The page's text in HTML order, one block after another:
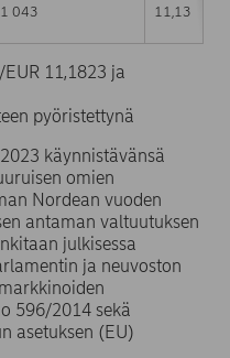
043 11,13
11,1823 ja
pyöristettynä
käynnistävänsä
omien
Nordean vuoden
antaman valtuutuksen
julkisessa
ja neuvoston
596/2014 sekä
asetuksen (EU)